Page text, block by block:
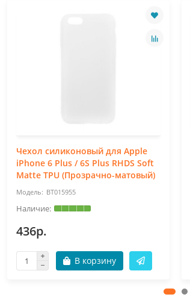
Чехол силиконовый для Apple
iPhone 6 Plus / 6S Plus RHDS Soft
Matte TPU (Прозрачно-матовый)
BT015955
436р.
В корзину